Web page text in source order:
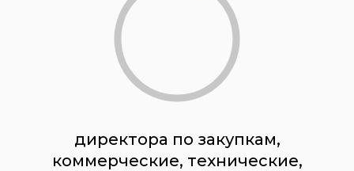
директора по закупкам,
коммерческие, технические,